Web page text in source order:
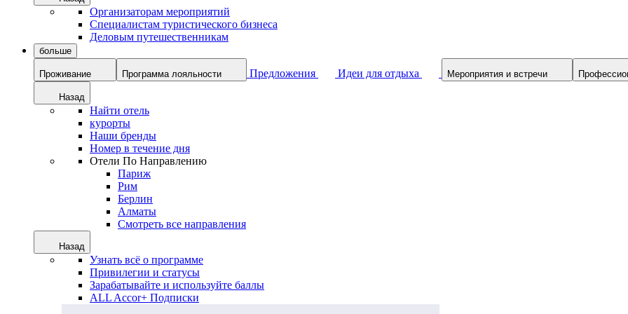
Организаторам мероприятий
Специалистам туристического бизнеса
Деловым путешественникам
больше
Проживание Программа лояльности Предложения Идеи для отдыха Мероприятия и встречи
Назад
Найти отель
курорты
Наши бренды
Номер в течение дня
Отели По Направлению
Париж
Рим
Берлин
Алматы
Смотреть все направления
Назад
Узнать всё о программе
Привилегии и статусы
Зарабатывайте и используйте баллы
ALL Accor+ Подписки